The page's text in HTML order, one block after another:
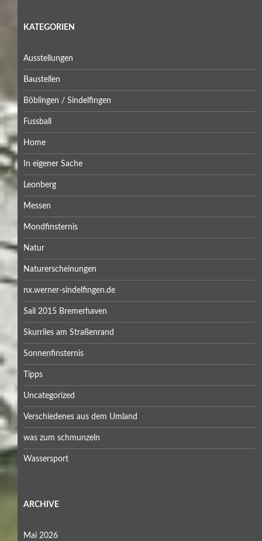
KATEGORIEN
Ausstellungen
Baustellen
Böblingen / Sindelfingen
Fussball
Home
In eigener Sache
Leonberg
Messen
Mondfinsternis
Natur
Naturerscheinungen
nx.werner-sindelfingen.de
Sail 2015 Bremerhaven
Skurriles am Straßenrand
Sonnenfinsternis
Tipps
Uncategorized
Verschiedenes aus dem Umland
was zum schmunzeln
Wassersport
ARCHIVE
Mai 2026